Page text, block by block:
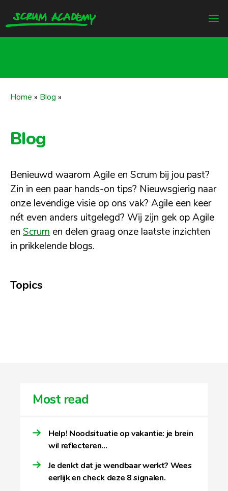
Home » Blog »
Blog
Benieuwd waarom Agile en Scrum bij jou past?
Zin in een paar hands-on tips? Nieuwsgierig naar
onze levendige visie op ons vak? Agile een keer
nét even anders uitgelegd? Wij zijn gek op Agile
en Scrum en delen graag onze laatste inzichten
in prikkelende blogs.
Topics
Most read
Help! Noodsituatie op vakantie: je brein
wil reflecteren…
Je denkt dat je wendbaar werkt? Wees
eerlijk en check deze 8 signalen.